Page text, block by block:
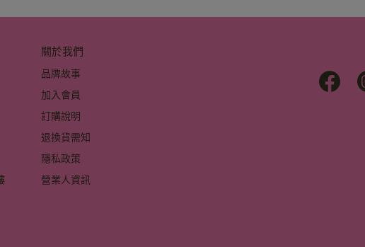
關於我們
品牌故事
加入會員
訂購說明
退換貨需知
隱私政策
營業人資訊